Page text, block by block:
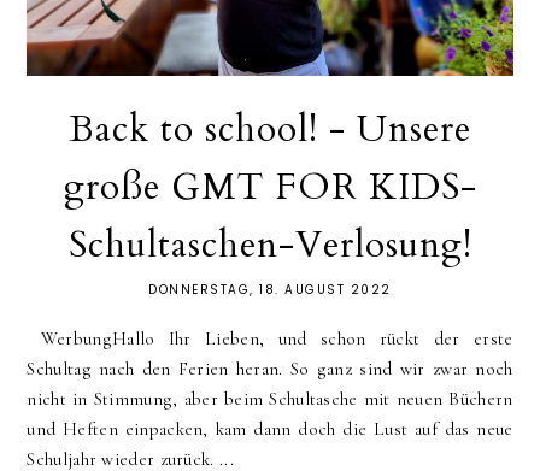
Back to school! - Unsere
große GMT FOR KIDS-
Schultaschen-Verlosung!
DONNERSTAG, 18. AUGUST 2022
WerbungHallo Ihr Lieben, und schon rückt der erste
Schultag nach den Ferien heran. So ganz sind wir zwar noch
nicht in Stimmung, aber beim Schultasche mit neuen Büchern
und Heften einpacken, kam dann doch die Lust auf das neue
Schuljahr wieder zurück. ...